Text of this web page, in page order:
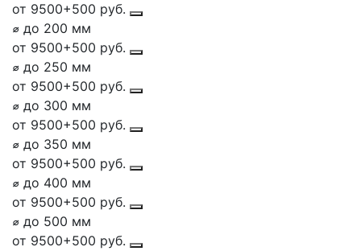
от 9500+500 руб.
⌀ до 200 мм
от 9500+500 руб.
⌀ до 250 мм
от 9500+500 руб.
⌀ до 300 мм
от 9500+500 руб.
⌀ до 350 мм
от 9500+500 руб.
⌀ до 400 мм
от 9500+500 руб.
⌀ до 500 мм
от 9500+500 руб.